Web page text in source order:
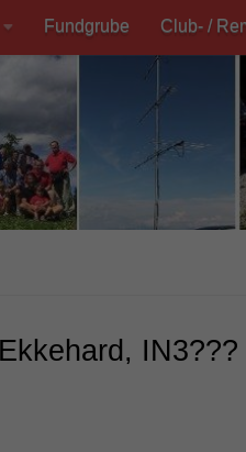
Fundgrube Club- /